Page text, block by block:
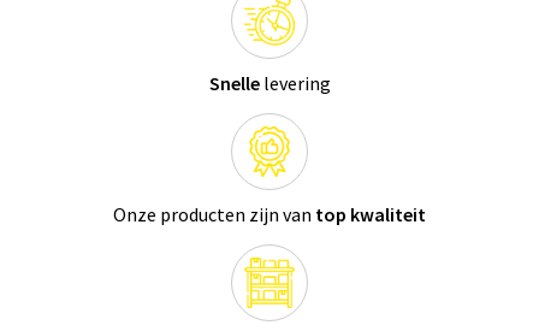
Snellelevering
Onze producten zijn van top kwaliteit